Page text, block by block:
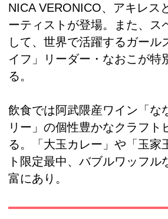
NICA VERONICO、アキレス
ーティストが登場。また、ス
して、世界で活躍するガール
イフ」リーダー・なおこが特
る。
飲食では阿武隈産ワイン「な
リー」の個性豊かなクラフト
る。「大玉カレー」や「玉家
ト限定最中、バブルワッフル
富にあり。